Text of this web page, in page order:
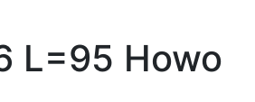
L=95 Howo